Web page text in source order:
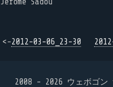
<-2012-03-06_23-30
2008 - 2026 ウェボゴ